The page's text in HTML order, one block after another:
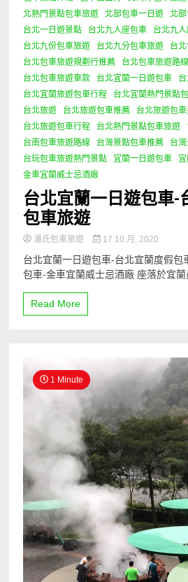
北熱門景點包車旅遊
北部包車一日遊 北
台北一日遊景點
台北九人座包車
台北九
台北九份包車旅遊
台北九分包車旅遊
台
台北包車旅遊規劃行推薦
台北包車旅遊路線
台北包車旅遊車款
台北宜蘭一日遊包車
台北宜蘭旅遊包車行程
台北宜蘭熱門景點
台北旅遊
台北旅遊包車推薦
台北旅遊包
台北旅遊包車行程
台北熱門景點包車旅遊
台南包車旅遊路線
台灣景點包車推薦 台
台玩包車旅遊熱門景點
宜蘭一日遊包車
金車宜蘭威士忌酒廠
台北宜蘭一日遊包車-
包車旅遊
潘氏包車旅遊 17 10 月, 2020
台北宜蘭一日遊包車-台北宜蘭度假
包車-金車宜蘭威士忌酒廠 座落於宜
Read More
1 Minute